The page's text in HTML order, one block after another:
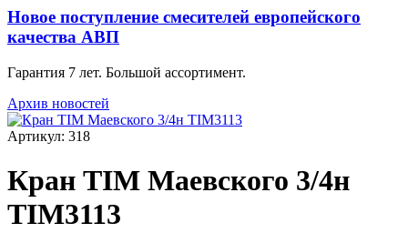
Новое поступление смесителей европейского
качества АВП
Гарантия 7 лет. Большой ассортимент.
Архив новостей
Артикул: 318
Кран TIM Маевского 3/4н
TIM3113